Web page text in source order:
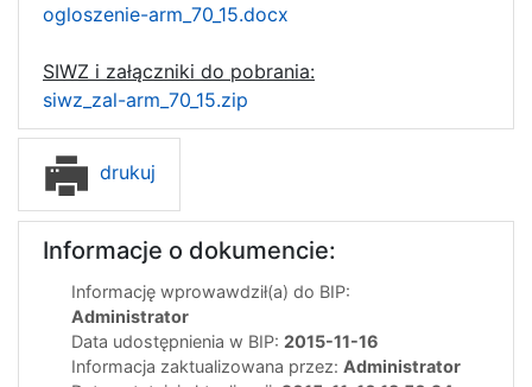
ogloszenie-arm_70_15.docx
SIWZ i załączniki do pobrania:
siwz_zal-arm_70_15.zip
drukuj
Informacje o dokumencie:
Informację wprowawdził(a) do BIP:
Administrator
Data udostępnienia w BIP: 2015-11-16
Informacja zaktualizowana przez: Administrator